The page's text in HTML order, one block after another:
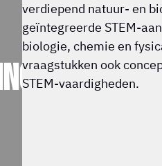
verdiepend natuur- en
geïntegreerde STEM-
biologie, chemie en
vraagstukken ook
STEM-vaardigheden.